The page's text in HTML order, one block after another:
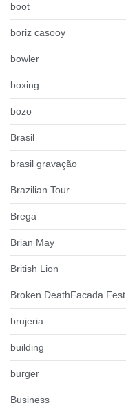
boot
boriz casooy
bowler
boxing
bozo
Brasil
brasil gravação
Brazilian Tour
Brega
Brian May
British Lion
Broken DeathFacada Fest
brujeria
building
burger
Business